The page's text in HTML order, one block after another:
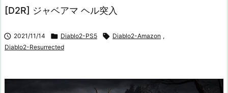
[D2R] ジャベアマ ヘル突入
 2021/11/14  Diablo2-PS5  Diablo2-Amazon ,
Diablo2-Resurrected